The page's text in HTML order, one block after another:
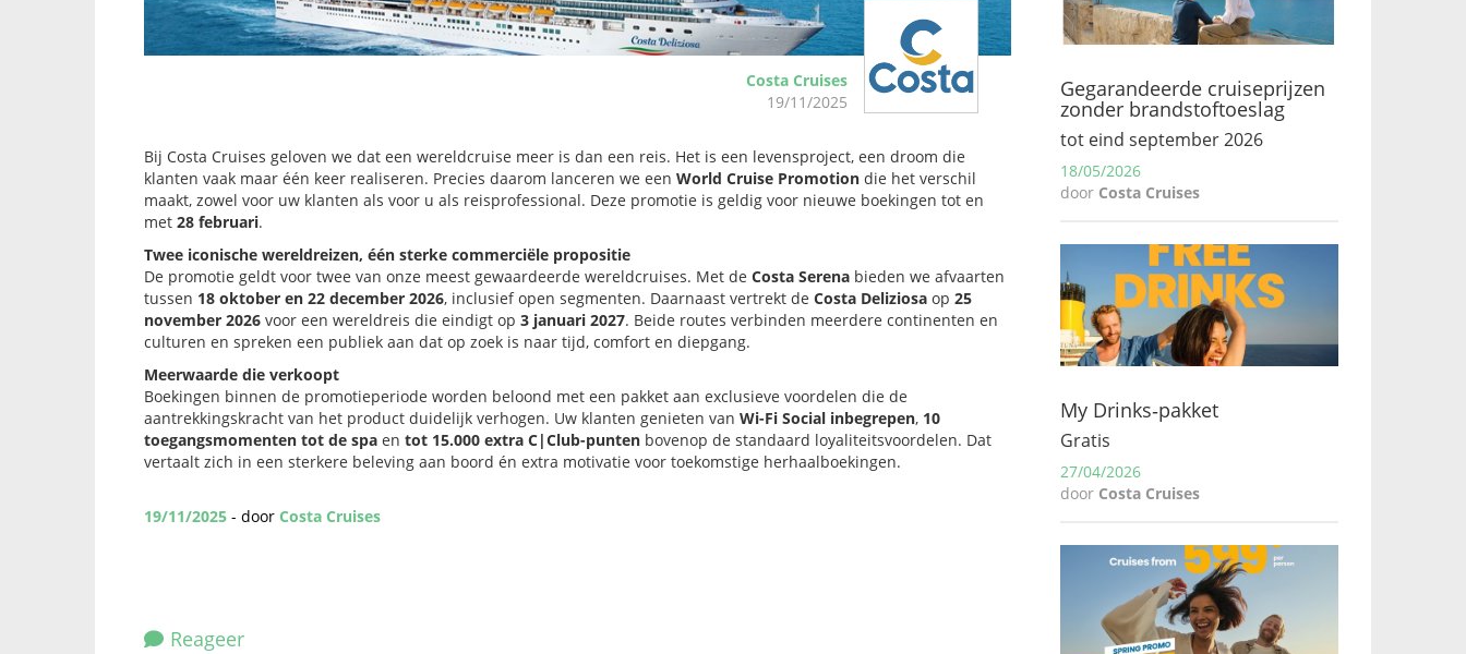
Costa Cruises
19/11/2025
Bij Costa Cruises geloven we dat een wereldcruise meer is dan een reis. Het is een levensproject, een droom die
klanten vaak maar één keer realiseren. Precies daarom lanceren we een World Cruise Promotion die het verschil
maakt, zowel voor uw klanten als voor u als reisprofessional. Deze promotie is geldig voor nieuwe boekingen tot en
met 28 februari.
Twee iconische wereldreizen, één sterke commerciële propositie
De promotie geldt voor twee van onze meest gewaardeerde wereldcruises. Met de Costa Serena bieden we afvaarten
tussen 18 oktober en 22 december 2026, inclusief open segmenten. Daarnaast vertrekt de Costa Deliziosa op 25
november 2026 voor een wereldreis die eindigt op 3 januari 2027. Beide routes verbinden meerdere continenten en
culturen en spreken een publiek aan dat op zoek is naar tijd, comfort en diepgang.
Meerwaarde die verkoopt
Boekingen binnen de promotieperiode worden beloond met een pakket aan exclusieve voordelen die de
aantrekkingskracht van het product duidelijk verhogen. Uw klanten genieten van Wi-Fi Social inbegrepen, 10
toegangsmomenten tot de spa en tot 15.000 extra C|Club-punten bovenop de standaard loyaliteitsvoordelen. Dat
vertaalt zich in een sterkere beleving aan boord én extra motivatie voor toekomstige herhaalboekingen.
19/11/2025 - door Costa Cruises
Reageer
Gegarandeerde cruiseprijzen
zonder brandstoftoeslag
tot eind september 2026
18/05/2026
door Costa Cruises
My Drinks‑pakket
Gratis
27/04/2026
door Costa Cruises